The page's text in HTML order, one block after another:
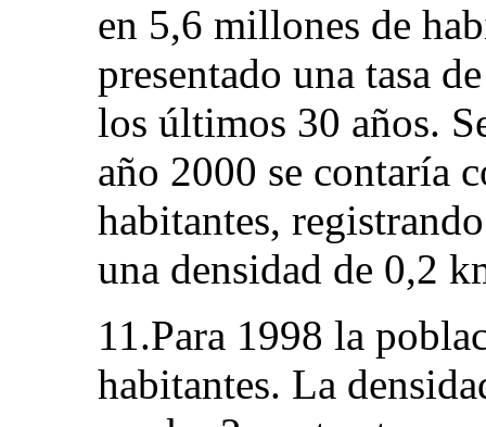
en 5,6 millones de
presentado una tasa
los últimos 30 años.
año 2000 se contaría
habitantes,
una densidad de 0,2
11.Para 1998 la
habitantes. La